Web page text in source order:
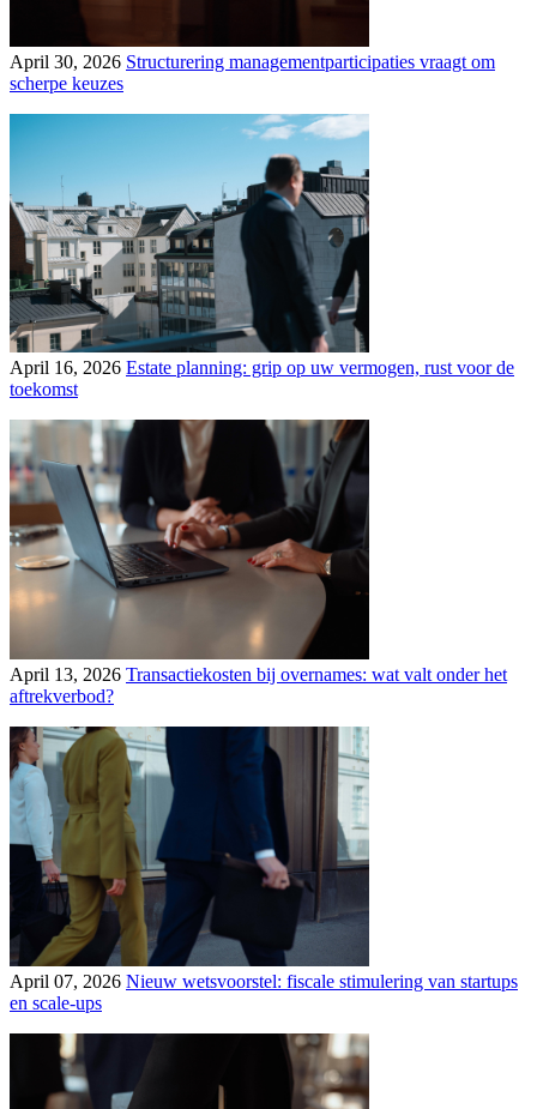
April 30, 2026 Structurering managementparticipaties vraagt om
scherpe keuzes
April 16, 2026 Estate planning: grip op uw vermogen, rust voor de
toekomst
April 13, 2026 Transactiekosten bij overnames: wat valt onder het
aftrekverbod?
April 07, 2026 Nieuw wetsvoorstel: fiscale stimulering van startups
en scale‑ups